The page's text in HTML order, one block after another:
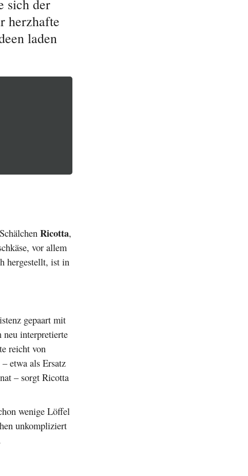
sich der
herzhafte
laden
Ricotta,
vor allem
hergestellt, ist in
gepaart mit
neu interpretierte
reicht von
etwa als Ersatz
– sorgt Ricotta
wenige Löffel
unkompliziert